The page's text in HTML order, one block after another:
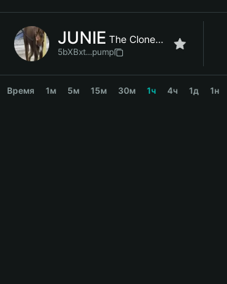
简体中文
繁體中文
Bahasa Indonesia
JUNIE The Cloned Dog
5bXBxt...pump
Время 1м 5м 15м 30м 1ч 4ч 1д 1н